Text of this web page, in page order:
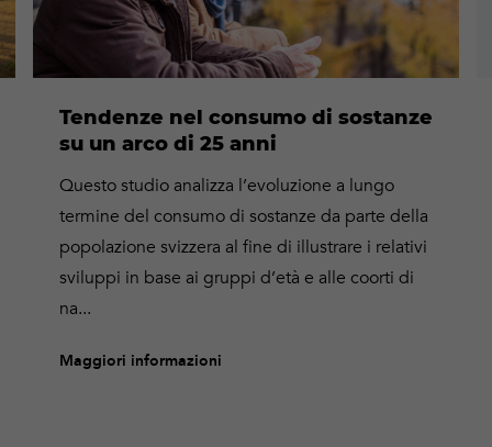
Tendenze nel consumo di sostanze
su un arco di 25 anni
Questo studio analizza l’evoluzione a lungo
termine del consumo di sostanze da parte della
popolazione svizzera al fine di illustrare i relativi
sviluppi in base ai gruppi d’età e alle coorti di
na...
Maggiori informazioni